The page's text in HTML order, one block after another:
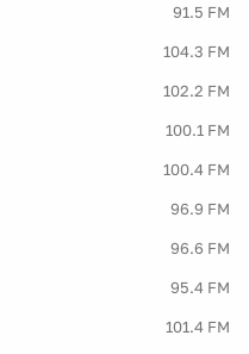
91.5 FM
104.3 FM
102.2 FM
100.1 FM
100.4 FM
96.9 FM
96.6 FM
95.4 FM
101.4 FM